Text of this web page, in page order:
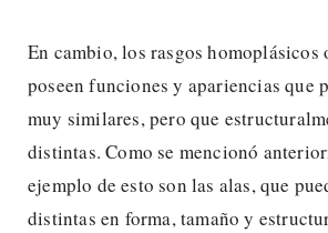
En cambio, los rasgos homoplásicos
poseen funciones y apariencias que
muy similares, pero que
distintas. Como se mencionó
ejemplo de esto son las alas, que
distintas en forma, tamaño y